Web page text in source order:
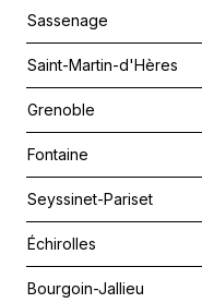
Sassenage
Saint-Martin-d'Hères
Grenoble
Fontaine
Seyssinet-Pariset
Échirolles
Bourgoin-Jallieu